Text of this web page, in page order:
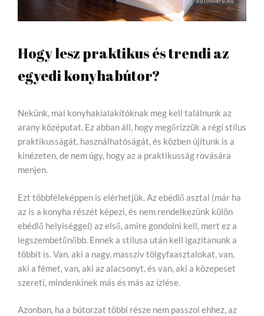
Hogy lesz praktikus és trendi az
egyedi konyhabútor?
Nekünk, mai konyhakialakítóknak meg kell találnunk az
arany középutat. Ez abban áll, hogy megőrizzük a régi stílus
praktikusságát, használhatóságát, és közben újítunk is a
kinézeten, de nem úgy, hogy az a praktikusság rovására
menjen.
Ezt többféleképpen is elérhetjük. Az ebédlő asztal (már ha
az is a konyha részét képezi, és nem rendelkezünk külön
ebédlő helyiséggel) az első, amire gondolni kell, mert ez a
legszembetűnőbb. Ennek a stílusa után kell igazítanunk a
többit is. Van, aki a nagy, masszív tölgyfaasztalokat, van,
aki a fémet, van, aki az alacsonyt, és van, aki a közepeset
szereti, mindenkinek más és más az ízlése.
Azonban, ha a bútorzat többi része nem passzol ehhez, az